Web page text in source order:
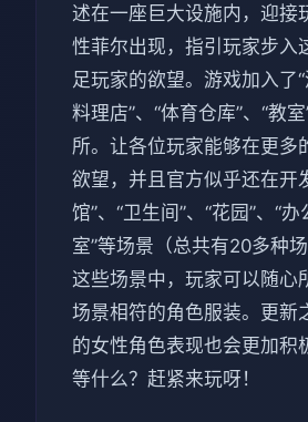
述在一座巨大设施内，迎接
性菲尔出现，指引玩家步入
足玩家的欲望。游戏加入了“
料理店”、“体育仓库”、“教
所。让各位玩家能够在更多
欲望，并且官方似乎还在开
馆”、“卫生间”、“花园”、“办
室”等场景（总共有20多种
这些场景中，玩家可以随心
场景相符的角色服装。更新
的女性角色表现也会更加积
等什么？赶紧来玩呀！